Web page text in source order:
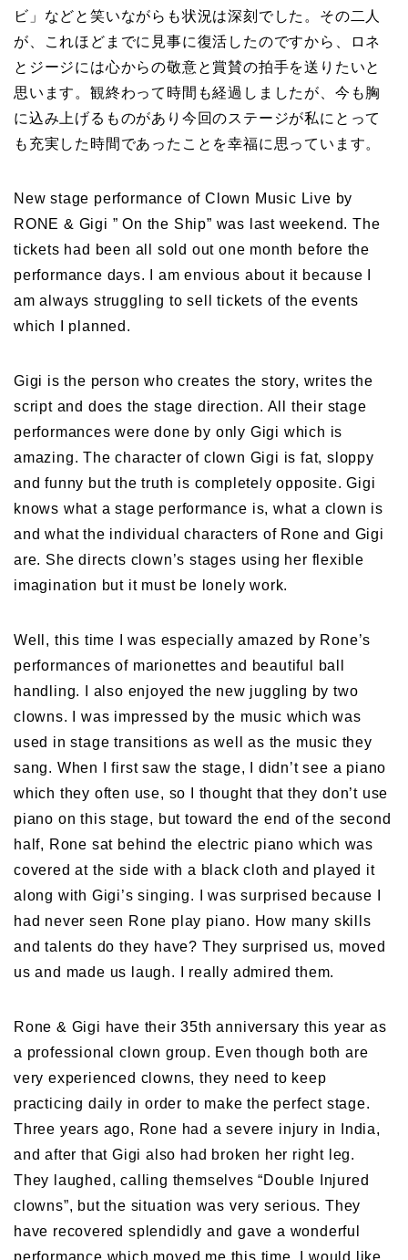
ビ」などと笑いながらも状況は深刻でした。その二人
が、これほどまでに見事に復活したのですから、ロネ
とジージには心からの敬意と賞賛の拍手を送りたいと
思います。観終わって時間も経過しましたが、今も胸
に込み上げるものがあり今回のステージが私にとって
も充実した時間であったことを幸福に思っています。
New stage performance of Clown Music Live by
RONE & Gigi ” On the Ship” was last weekend. The
tickets had been all sold out one month before the
performance days. I am envious about it because I
am always struggling to sell tickets of the events
which I planned.
Gigi is the person who creates the story, writes the
script and does the stage direction. All their stage
performances were done by only Gigi which is
amazing. The character of clown Gigi is fat, sloppy
and funny but the truth is completely opposite. Gigi
knows what a stage performance is, what a clown is
and what the individual characters of Rone and Gigi
are. She directs clown’s stages using her flexible
imagination but it must be lonely work.
Well, this time I was especially amazed by Rone’s
performances of marionettes and beautiful ball
handling. I also enjoyed the new juggling by two
clowns. I was impressed by the music which was
used in stage transitions as well as the music they
sang. When I first saw the stage, I didn’t see a piano
which they often use, so I thought that they don’t use
piano on this stage, but toward the end of the second
half, Rone sat behind the electric piano which was
covered at the side with a black cloth and played it
along with Gigi’s singing. I was surprised because I
had never seen Rone play piano. How many skills
and talents do they have? They surprised us, moved
us and made us laugh. I really admired them.
Rone & Gigi have their 35th anniversary this year as
a professional clown group. Even though both are
very experienced clowns, they need to keep
practicing daily in order to make the perfect stage.
Three years ago, Rone had a severe injury in India,
and after that Gigi also had broken her right leg.
They laughed, calling themselves “Double Injured
clowns”, but the situation was very serious. They
have recovered splendidly and gave a wonderful